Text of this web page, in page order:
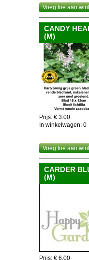
Voeg toe aan
CANDY
(M)
Prijs: € 3.00
In winkelwagen: 0
Voeg toe aan
CARDER
(M)
Prijs: € 6.00